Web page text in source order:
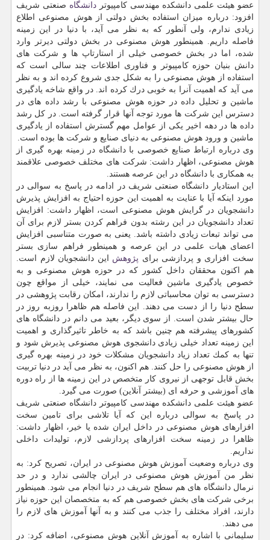
عضو هیئت علمی دانشكده مهندسی كامپیوتردانشگاه صنعتی شریف
افزود: درباره میزان استفاده بخش دولتی از هوش مصنوعی اطلاع
زیادی ندارم، ولی آنطور كه به نظر می آید، با دنیا در این زمینه
فاصله داریم. همینطور هوش مصنوعی در بخش دولتی دیرتر وارد
شده، اما در بخش خصوصی خیلی از استارتاپ ها و شركت های
دانش بنیان حوزه كامپیوتر و فناوری اطلاعات چند سالی است كه
استفاده از هوش مصنوعی را به شكل جدی شروع كرده اند و به نظر
می آید كه اهمیت آنرا به خوبی درك كرده اند. در واقع شاخه یادگیری
ماشین و تحلیل داده در حوزه هوش مصنوعی با رشد داده های در
دسترس این شركت ها مورد توجه آنها قرار گرفته است. در كل رشد
داده ها در دهه اخیر یكی از عوامل مهم گسترش استفاده از یادگیری
ماشین و ورود هوش مصنوعی به دنیای صنایع و شركت ها بوده است.
وی درباره ارتباط صنایع خصوصی با دانشگاه در زمینه بهره گیری از
هوش مصنوعی، اظهار داشت: شركت های مختلف خصوصی علاقمند
به همكاری با دانشگاه در این عرصه هستند.
این استادیار دانشگاه صنعتی شریف در ادامه در پاسخ به سوالی در
مورد اینكه آیا با عنایت به اهمیت این حوزه احتیاج به افزایش پذیرش
دانشجویان در گرایش هوش مصنوعی است، اظهار داشت: افزایش
تعداد دانشجویان در این رشته بدون فراهم كردن بستر لازم برای آن
می تواند تبعات زیادی داشته باشد. یعنی به صورت متناسبی افزایش
اعضای هیات علمی در این عرصه و همینطور فراهم سازی بستر
سخت افزاری و پردازشی برای پژوهش این دانشجویان لازم است.
هم اكنون محققان داخل كشور كه در حوزه هوش مصنوعی و به
خصوص یادگیری ماشین فعالیت می نمایند، خیلی از مواقع چون
دسترسی به توان محاسباتی لازم را ندارند، امكان رقابت پژوهشی در
سطح دنیا را از دست می دهند. این فاصله هم ظاهرا روزبه روز در
حال بیشتر شدن است. از سوی دیگر، بعید می دانم در دانشگاه های
كشورهای پیشرفته هم چنین باشد كه به خاطر تاثیرگذاری و اهمیت
این زمینه تعداد خیلی زیادی دانشجوی هوش مصنوعی پذیرش شود و
تنها به كمك تعداد زیاد دانشجویان مشكلات خود در زمینه بهره گیری
از هوش مصنوعی را حل كنند. هم اكنون، به نظر می آید در دنیا تربیت
بخش قابل توجهی از نیروی كار متخصص در این زمینه ها از راه دوره
های آموزشی و حرفه ای (بیشتر آنلاین) صورت می گیرد.
عضو هیئت علمی دانشكده مهندسی كامپیوتر دانشگاه صنعتی شریف
در پاسخ به سوالی درباره این كه آیا تلاشی برای تامین سخت
افزارهای هوش مصنوعی در داخل ایران شده یا خیر، اظهار داشت:
ظاهرا در زمینه سخت افزارهای پردازشی لازم، تولیدات داخلی
نداریم.
وی درباره وضعیت آموزش هوش مصنوعی در ایران، تصریح كرد: به
نظر من آموزش هوش مصنوعی در ایران چالشی ندارد و در حد
نرمال دانشگاه های هم سطح شریف در دنیا انجام می شود. همینطور
برخی شركت های بخش خصوصی هم كه به متخصصان این حوزه نیاز
دارند، افراد مختلف را جذب می كنند و به آنها آموزش های لازم را
می دهند.
سلیمانی با اشاره به آموزش آنلاین هوش مصنوعی، اضافه كرد: در